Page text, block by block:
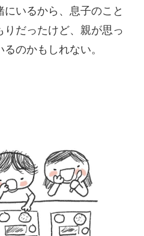
いるから、息子のこと
だったけど、親が思っ
のかもしれない。